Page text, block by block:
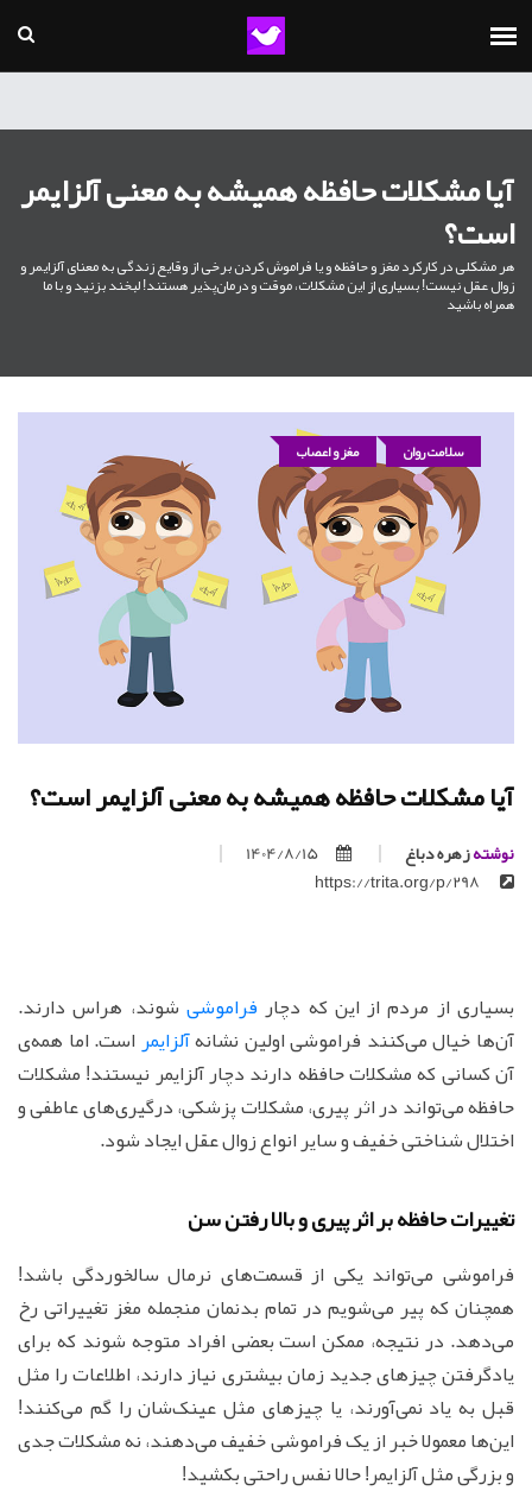
آیا مشکلات حافظه همیشه به معنی آلزایمر
است؟
هر مشکلی در کارکرد مغز و حافظه و یا فراموش کردن برخی از وقایع زندگی به معنای آلزایمر و
زوال عقل نیست! بسیاری از این مشکلات، موقت و درمان‌پذیر هستند! لبخند بزنید و با ما
همراه باشید
سلامت روان مغز و اعصاب
آیا مشکلات حافظه همیشه به معنی آلزایمر است؟
نوشتهزهره دباغ
1404/8/15
بسیاری از مردم از این که دچار فراموشی شوند، هراس دارند.
آن‌ها خیال می‌کنند فراموشی اولین نشانهآلزایمراست. اما همه‌ی
آن کسانی که مشکلات حافظه دارند دچار آلزایمر نیستند! مشکلات
حافظه می‌تواند در اثر پیری، مشکلات پزشکی، درگیری‌های عاطفی و
اختلال شناختی خفیف و سایر انواع زوال عقل ایجاد شود.
تغییرات حافظه بر اثر پیری و بالا رفتن سن
فراموشی می‌تواند یکی از قسمت‌های نرمال سالخوردگی باشد!
همچنان که پیر می‌شویم در تمام بدنمان منجمله مغز تغییراتی رخ
می‌دهد. در نتیجه، ممکن است بعضی افراد متوجه شوند که برای
یادگرفتن چیزهای جدید زمان بیشتری نیاز دارند، اطلاعات را مثل
قبل به یاد نمی‌آورند، یا چیزهای مثل عینک‌شان را گم می‌کنند!
این‌ها معمولا خبر از یک فراموشی خفیف می‌دهند، نه مشکلات جدی
و بزرگی مثل آلزایمر! حالا نفس راحتی بکشید!